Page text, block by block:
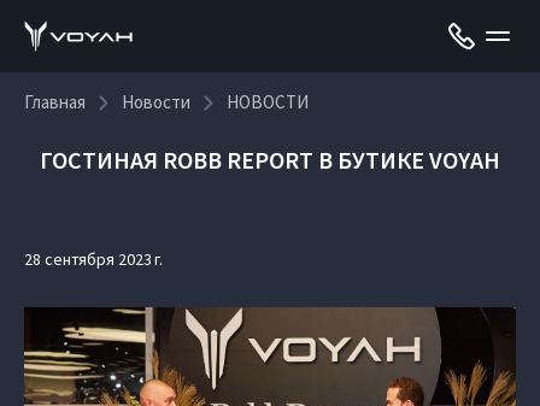
Главная Новости НОВОСТИ
ГОСТИНАЯ ROBB REPORT В БУТИКЕ VOYAH
28 сентября 2023 г.